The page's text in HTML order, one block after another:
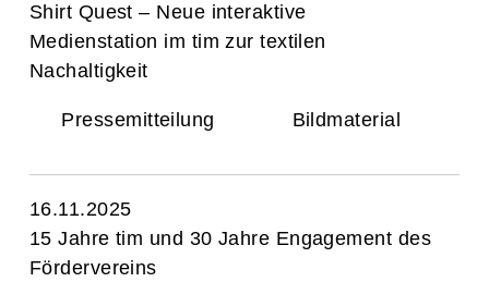
Shirt Quest – Neue interaktive
Medienstation im tim zur textilen
Nachaltigkeit
Pressemitteilung Bildmaterial
16.11.2025
15 Jahre tim und 30 Jahre Engagement des
Fördervereins